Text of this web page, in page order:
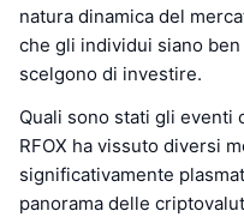
natura dinamica del
che gli individui siano
scelgono di investire.
Quali sono stati gli eventi
RFOX ha vissuto diversi
significativamente
panorama delle